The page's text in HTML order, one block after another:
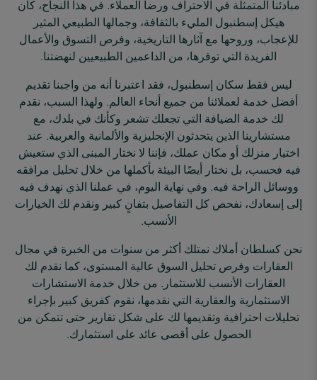
مبادئنا المتمثلة في الاحتراف ورضا العملاء. في هذا النجاح، كان
هيكل إسطنبول المليء بالثقافة، وجمالها الطبيعي المثير
للإعجاب، وروحها مع آثارها التاريخية، وفرص التسوق والأعمال
الفريدة التي توفرها، من الداعمين الطبيعيين لنهضتنا.
ليس فقط سكان إسطنبول، فقد اعتبرنا أنه من واجبنا تقديم
أفضل خدمة لعملائنا من جميع أنحاء العالم. ولهذا السبب، نقدم
لك خدمة الضيافة التي تجعلك تشعر وكأنك في بلدك، مع
مستشارينا الذين يتحدثون الإنجليزية والألمانية والعربية. عند
اختيار منزلك أو مكان عملك، فإننا لا نختار المبنى الذي ستعيش
فيه فحسب، بل نختار أيضًا البيئة بأكملها من خلال تحليل مرافقه
ووسائل الراحة فيه. وفي نهاية اليوم، في عملنا الذي نهدف فيه
إلى إسعادك، نفحص كل التفاصيل بتفانٍ كبير ونقدم لك الخيارات
الأنسب.
نحن كسلطان أملاك نمتلك أكثر من سنوات من الخبرة في مجال
العقارات وفرص تحليل السوق عالية المستوى، كما نقدم لك
العقارات الأنسب للاستثمار. من خلال خدمة الاستشارات
الاستثمارية والعقارية التي نقدمها، نقوم كفريق كبير بإجراء
تحليلات احترافية وتقديمها لك على شكل تقارير حتى تتمكن من
الحصول على أقصى عائد على استثمارك.